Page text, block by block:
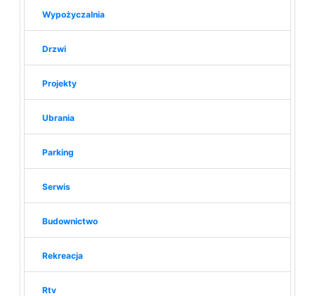
Wypożyczalnia
Drzwi
Projekty
Ubrania
Parking
Serwis
Budownictwo
Rekreacja
Rtv